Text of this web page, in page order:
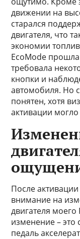
движении на
старался
двигателя, что
экономии
EcoMode
требовала
кнопки и
автомобиля. Но
понятен, хотя
активации
После
внимание на
двигателя
изменение – это
педаль